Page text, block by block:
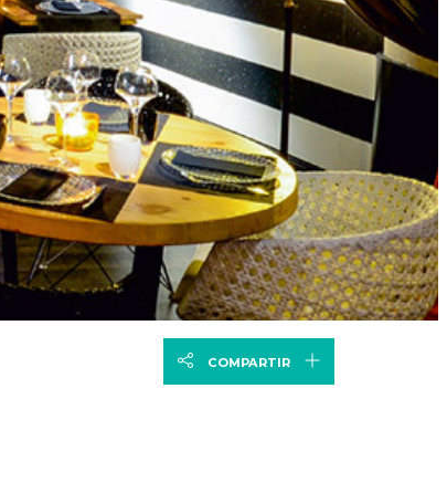
COMPARTIR